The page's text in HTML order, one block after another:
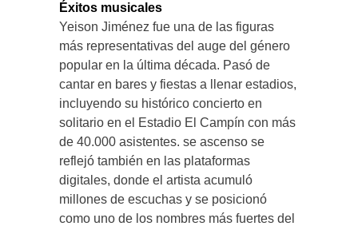
Éxitos musicales
Yeison Jiménez fue una de las figuras
más representativas del auge del género
popular en la última década. Pasó de
cantar en bares y fiestas a llenar estadios,
incluyendo su histórico concierto en
solitario en el Estadio El Campín con más
de 40.000 asistentes. se ascenso se
reflejó también en las plataformas
digitales, donde el artista acumuló
millones de escuchas y se posicionó
como uno de los nombres más fuertes del